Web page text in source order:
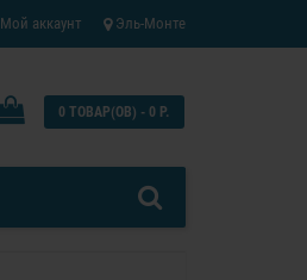
Эль-Монте
Мой аккаунт
0 ТОВАР(ОВ) - 0 Р.